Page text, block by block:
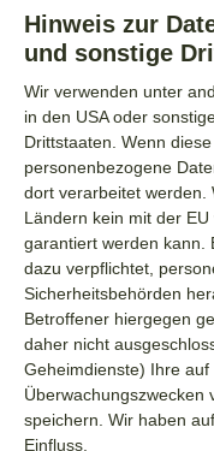
Hinweis zur
und sonstige
Wir verwenden unter
in den USA oder
Drittstaaten. Wenn
personenbezogene
dort verarbeitet werden.
Ländern kein mit der
garantiert werden kann.
dazu verpflichtet,
Sicherheitsbehörden
Betroffener hiergegen
daher nicht
Geheimdienste) Ihre
Überwachungszwecken
speichern. Wir haben
Einfluss.